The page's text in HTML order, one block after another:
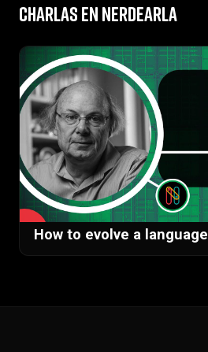
CHARLAS EN NERDEARLA
How to evolve a language